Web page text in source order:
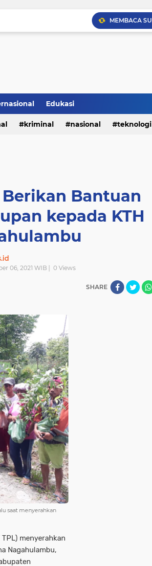
Edukasi
kriminal nasional teknologi
Berikan Bantuan
kepada KTH
06, 2021 WIB | 0 Views
SHARE
saat menyerahkan
menyerahkan
Nagahulambu,